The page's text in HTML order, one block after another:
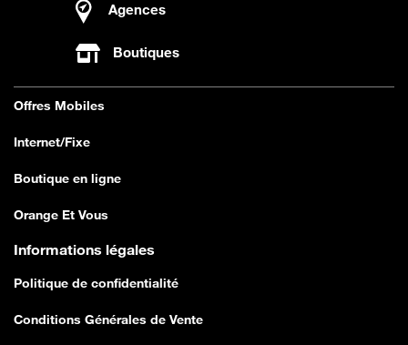
Agences
Boutiques
Offres Mobiles
Internet/Fixe
Boutique en ligne
Orange Et Vous
Informations légales
Politique de confidentialité
Conditions Générales de Vente